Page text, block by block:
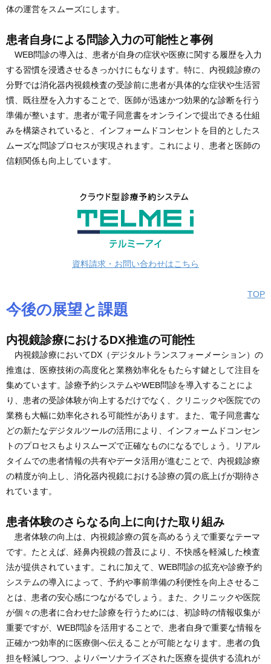
体の運営をスムーズにします。
患者自身による問診入力の可能性と事例
WEB問診の導入は、患者が自身の症状や医療に関する履歴を入力
する習慣を浸透させるきっかけにもなります。特に、内視鏡診療の
分野では消化器内視鏡検査の受診前に患者が具体的な症状や生活習
慣、既往歴を入力することで、医師が迅速かつ効果的な診断を行う
準備が整います。患者が電子同意書をオンラインで提出できる仕組
みを構築されていると、インフォームドコンセントを目的としたス
ムーズな問診プロセスが実現されます。これにより、患者と医師の
信頼関係も向上しています。
資料請求・お問い合わせはこちら
TOP
今後の展望と課題
内視鏡診療におけるDX推進の可能性
内視鏡診療においてDX（デジタルトランスフォーメーション）の
推進は、医療技術の高度化と業務効率化をもたらす鍵として注目を
集めています。診療予約システムやWEB問診を導入することによ
り、患者の受診体験が向上するだけでなく、クリニックや医院での
業務も大幅に効率化される可能性があります。また、電子同意書な
どの新たなデジタルツールの活用により、インフォームドコンセン
トのプロセスもよりスムーズで正確なものになるでしょう。リアル
タイムでの患者情報の共有やデータ活用が進むことで、内視鏡診療
の精度が向上し、消化器内視鏡における診療の質の底上げが期待さ
れています。
患者体験のさらなる向上に向けた取り組み
患者体験の向上は、内視鏡診療の質を高めるうえで重要なテーマ
です。たとえば、経鼻内視鏡の普及により、不快感を軽減した検査
法が提供されています。これに加えて、WEB問診の拡充や診療予約
システムの導入によって、予約や事前準備の利便性を向上させるこ
とは、患者の安心感につながるでしょう。また、クリニックや医院
が個々の患者に合わせた診療を行うためには、初診時の情報収集が
重要ですが、WEB問診を活用することで、患者自身で重要な情報を
正確かつ効率的に医療側へ伝えることが可能となります。患者の負
担を軽減しつつ、よりパーソナライズされた医療を提供する流れが